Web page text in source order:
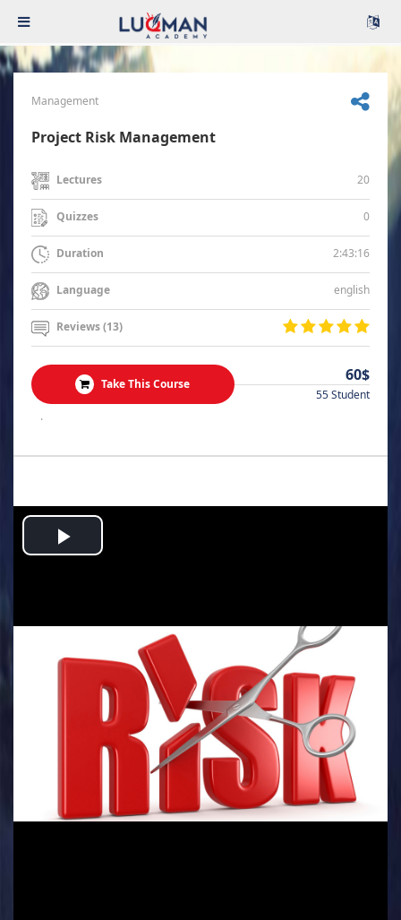
Management
Project Risk Management
Lectures 20
Quizzes 0
Duration 2:43:16
Language english
Reviews (13)
Take This Course 60$
55 Student
.
Play